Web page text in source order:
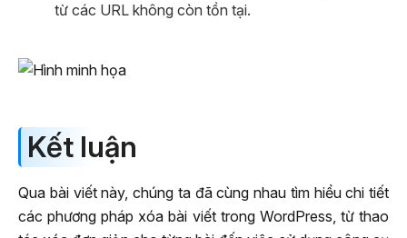
từ các URL không còn tồn tại.
Kết luận
Qua bài viết này, chúng ta đã cùng nhau tìm hiểu chi tiết
các phương pháp xóa bài viết trong WordPress, từ thao